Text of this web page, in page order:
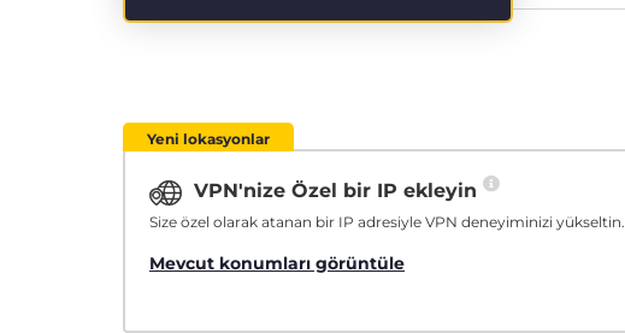
Yeni lokasyonlar
VPN'nize Özel bir IP ekleyin
Size özel olarak atanan bir IP adresiyle VPN deneyiminizi yükseltin.
Mevcut konumları görüntüle